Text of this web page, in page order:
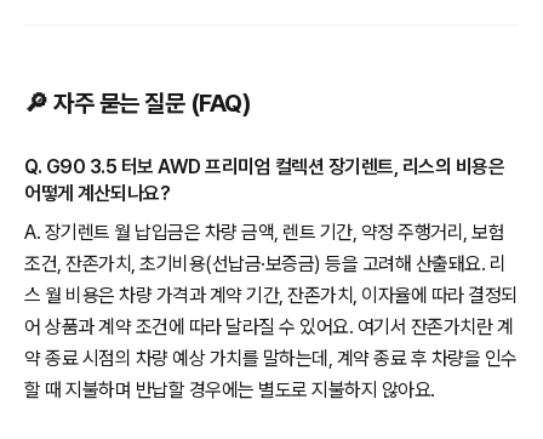
🔎 자주 묻는 질문 (FAQ)
Q. G90 3.5 터보 AWD 프리미엄 컬렉션 장기렌트, 리스의 비용은
어떻게 계산되나요?
A. 장기렌트 월 납입금은 차량 금액, 렌트 기간, 약정 주행거리, 보험
조건, 잔존가치, 초기비용(선납금·보증금) 등을 고려해 산출돼요. 리
스 월 비용은 차량 가격과 계약 기간, 잔존가치, 이자율에 따라 결정되
어 상품과 계약 조건에 따라 달라질 수 있어요. 여기서 잔존가치란 계
약 종료 시점의 차량 예상 가치를 말하는데, 계약 종료 후 차량을 인수
할 때 지불하며 반납할 경우에는 별도로 지불하지 않아요.